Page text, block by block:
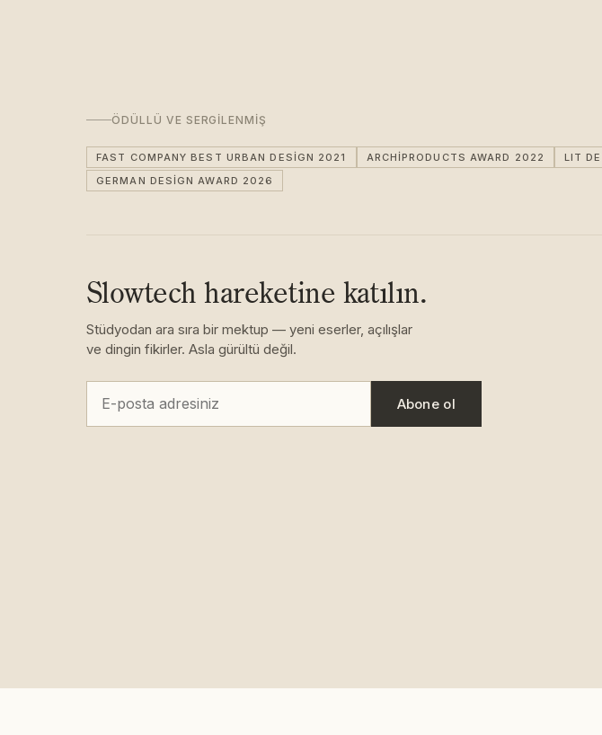
ÖDÜLLÜ VE SERGILENMIŞ
FAST COMPANY BEST URBAN DESIGN 2021 ARCHIPRODUCTS AWARD 2022 LIT
GERMAN DESIGN AWARD 2026
Slowtech hareketine katılın.
Stüdyodan ara sıra bir mektup — yeni eserler, açılışlar
ve dingin fikirler. Asla gürültü değil.
Abone ol